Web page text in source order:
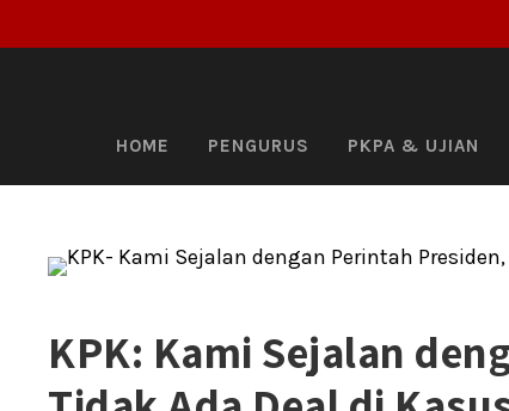
HOME PENGURUS PKPA & UJIAN
KPK: Kami Sejalan